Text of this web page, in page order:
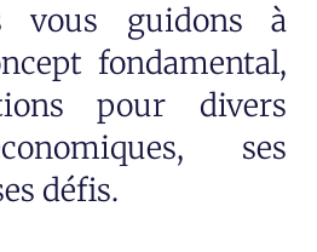
vous guidons à
fondamental,
pour divers
ses
défis.